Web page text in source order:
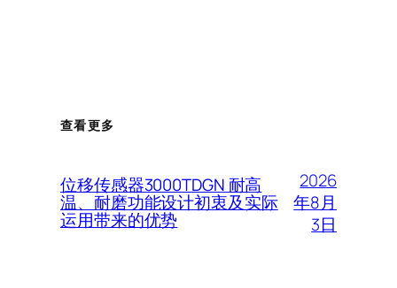
查看更多
位移传感器3000TDGN 耐高
温、耐磨功能设计初衷及实际
运用带来的优势
2026
年8月
3日